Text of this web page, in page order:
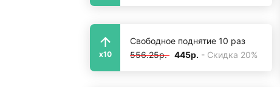
x10
Свободное поднятие 10 раз
556.25р. 445р. - Скидка 20%